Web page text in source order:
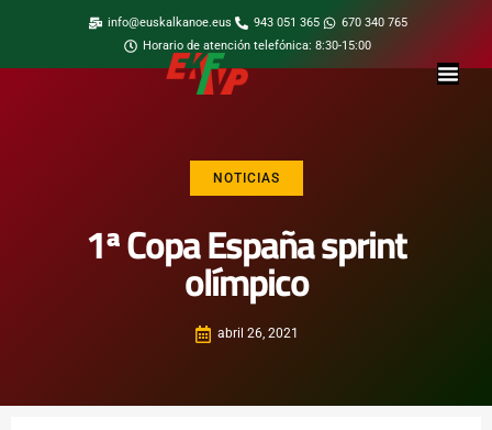
info@euskalkanoe.eus 943 051 365
670 340 765
Horario de atención telefónica: 8:30-15:00
NOTICIAS
1ª Copa España sprint
olímpico
abril 26, 2021